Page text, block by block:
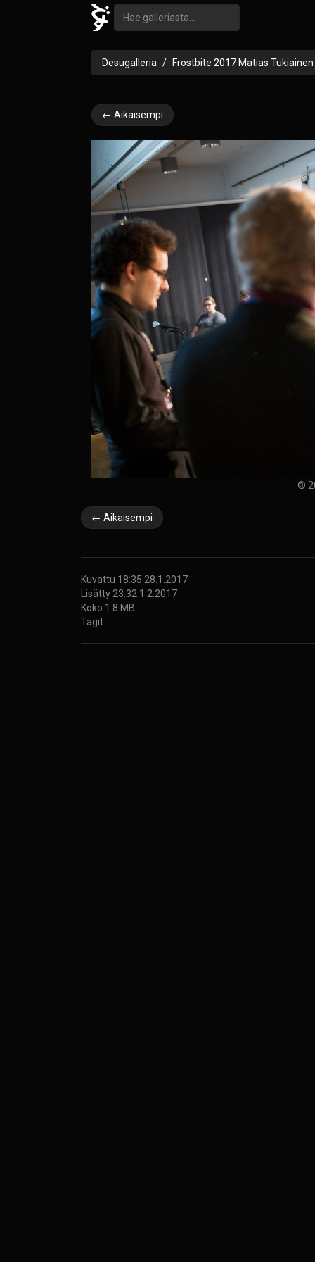
Desugalleria Frostbite 2017 Matias Tukiainen
← Aikaisempi
©
← Aikaisempi
Kuvattu 18:35 28.1.2017
Lisätty 23:32 1.2.2017
Koko 1.8 MB
Tagit: